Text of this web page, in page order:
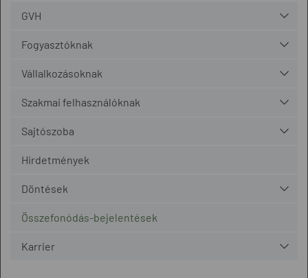
GVH
Fogyasztóknak
Vállalkozásoknak
Szakmai felhasználóknak
Sajtószoba
Hirdetmények
Döntések
Összefonódás-bejelentések
Karrier